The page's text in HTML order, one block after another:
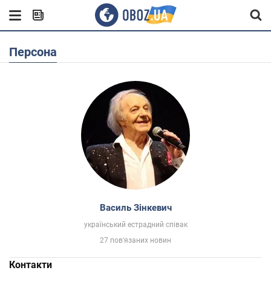
Персона
Василь Зінкевич
український естрадний співак
27 пов'язаних новин
Контакти